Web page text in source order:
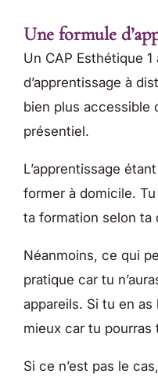
Une formule
Un CAP Esthétique
d’apprentissage à
bien plus accessible
présentiel.
L’apprentissage
former à domicile.
ta formation selon ta
Néanmoins, ce qui
pratique car tu
appareils. Si tu en as
mieux car tu pourras
Si ce n’est pas le